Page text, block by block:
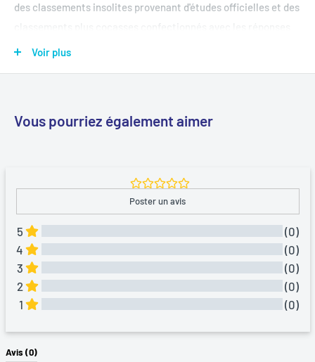
des classements insolites provenant d'études officielles et des
de 100 personnes à un sondage. Pour faire simple, vous pouvez
Dynamique et hilarant, tous les joueurs jouent en même
rajouter du piment à la partie et vous aident à vous
départager.
À l'issue des 8 manches, place à l’addition. Qui sera le grand
champion des classements ?
Voir plus
Vous pourriez également aimer
Poster un avis
5
(0)
4
(0)
3
(0)
2
(0)
1
(0)
Avis (0)